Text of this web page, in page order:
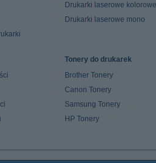
Drukarki laserowe kolorowe
Drukarki laserowe mono
Tonery do drukarek
Brother Tonery
Canon Tonery
Samsung Tonery
HP Tonery